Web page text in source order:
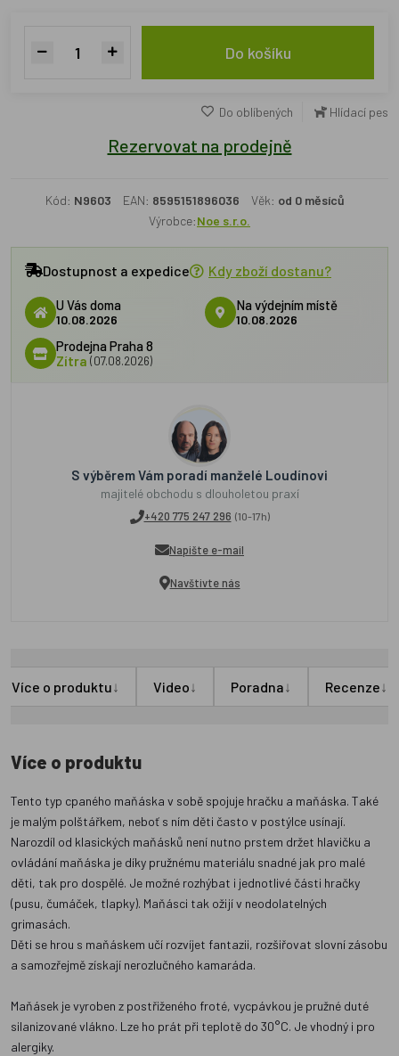
Do košíku
Do oblíbených Hlídací pes
Rezervovat na prodejně
Kód: N9603 EAN: 8595151896036 Věk: od 0 měsíců
Výrobce:Noe s.r.o.
Dostupnost a expedice Kdy zboží dostanu?
U Vás doma
10.08.2026
Na výdejním místě
10.08.2026
Prodejna Praha 8
Zítra (07.08.2026)
S výběrem Vám poradí manželé Loudínovi
majitelé obchodu s dlouholetou praxí
+420 775 247 296 (10-17h)
Napište e-mail
Navštivte nás
Více o produktu↓ Video↓ Poradna↓ Recenze↓
Více o produktu
Tento typ cpaného maňáska v sobě spojuje hračku a maňáska. Také
je malým polštářkem, neboť s ním děti často v postýlce usínají.
Narozdíl od klasických maňásků není nutno prstem držet hlavičku a
ovládání maňáska je díky pružnému materiálu snadné jak pro malé
děti, tak pro dospělé. Je možné rozhýbat i jednotlivé části hračky
(pusu, čumáček, tlapky). Maňásci tak ožijí v neodolatelných
grimasách.
Děti se hrou s maňáskem učí rozvíjet fantazii, rozšiřovat slovní zásobu
a samozřejmě získají nerozlučného kamaráda.
Maňásek je vyroben z postřiženého froté, vycpávkou je pružné duté
silanizované vlákno. Lze ho prát při teplotě do 30°C. Je vhodný i pro
alergiky.